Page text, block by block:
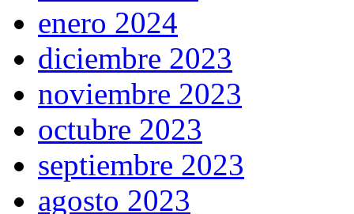
enero 2024
diciembre 2023
noviembre 2023
octubre 2023
septiembre 2023
agosto 2023